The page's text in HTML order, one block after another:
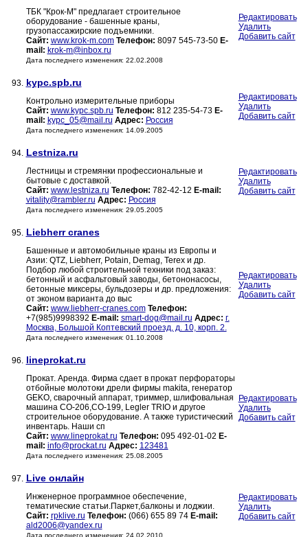
ТБК "Крок-М" предлагает строительное
оборудование - башенные краны,
грузопассажирские подъемники.
Сайт: www.krok-m.com Телефон: 8097 545-73-50 E-
mail: krok-m@inbox.ru
Дата последнего изменения: 22.02.2008
Редактировать
Удалить
Добавить сайт
93. kypc.spb.ru
Контрольно измерительные приборы
Сайт: www.kypc.spb.ru Телефон: 812 235-54-73 E-
mail: kypc_05@mail.ru Адрес: Россия
Дата последнего изменения: 14.09.2005
Редактировать
Удалить
Добавить сайт
94. Lestniza.ru
Лестницы и стремянки профессиональные и
бытовые с доставкой.
Сайт: www.lestniza.ru Телефон: 782-42-12 E-mail:
vitality@rambler.ru Адрес: Россия
Дата последнего изменения: 29.05.2005
Редактировать
Удалить
Добавить сайт
95. Liebherr cranes
Башенные и автомобильные краны из Европы и
Азии: QTZ, Liebherr, Potain, Demag, Terex и др.
Подбор любой строительной техники под заказ:
бетонный и асфальтовый заводы, бетононасосы,
бетонные миксеры, бульдозеры и др. предложения:
от эконом варианта до выс
Сайт: www.liebherr-cranes.com Телефон:
+7(985)9998392 E-mail: smart-dog@mail.ru Адрес: г.
Москва, Большой Коптевский проезд, д. 10, корп. 2.
Дата последнего изменения: 01.10.2008
Редактировать
Удалить
Добавить сайт
96. lineprokat.ru
Прокат. Аренда. Фирма сдает в прокат перфораторы
отбойные молотоки дрели фирмы makita, генератор
GEKO, сварочный аппарат, триммер, шлифовальная
машина СО-206,СО-199, Legler TRIO и другое
строительное оборудование. А также туристический
инвентарь. Наши сп
Сайт: www.lineprokat.ru Телефон: 095 492-01-02 E-
mail: info@prockat.ru Адрес: 123481
Дата последнего изменения: 25.08.2005
Редактировать
Удалить
Добавить сайт
97. Live онлайн
Инженерное программное обеспечение,
тематические статьи.Паркет,балконы и лоджии.
Сайт: rpklive.ru Телефон: (066) 655 89 74 E-mail:
ald2006@yandex.ru
Редактировать
Удалить
Добавить сайт